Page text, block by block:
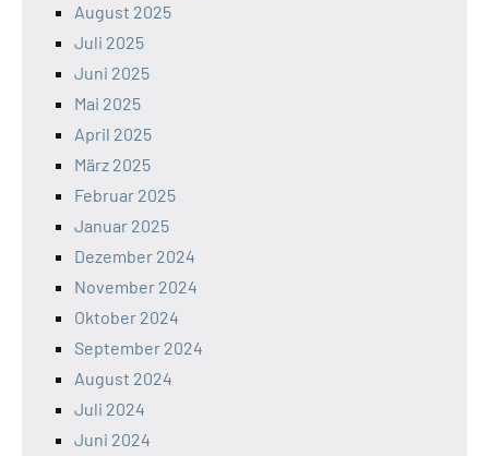
August 2025
Juli 2025
Juni 2025
Mai 2025
April 2025
März 2025
Februar 2025
Januar 2025
Dezember 2024
November 2024
Oktober 2024
September 2024
August 2024
Juli 2024
Juni 2024